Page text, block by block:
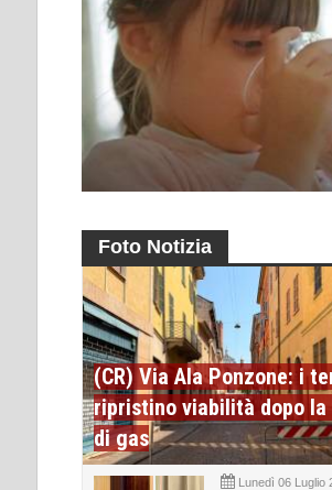
Foto Notizia
(CR) Via Ala Ponzone: i
ripristino viabilità dopo la
di gas
Lunedì 06 Luglio